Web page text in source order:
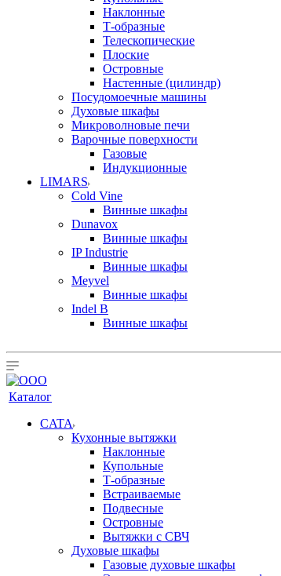
Наклонные
Т-образные
Телескопические
Плоские
Островные
Настенные (цилиндр)
Посудомоечные машины
Духовые шкафы
Микроволновые печи
Варочные поверхности
Газовые
Индукционные
LIMARS
Cold Vine
Винные шкафы
Dunavox
Винные шкафы
IP Industrie
Винные шкафы
Meyvel
Винные шкафы
Indel B
Винные шкафы
Каталог
CATA
Кухонные вытяжки
Наклонные
Купольные
Т-образные
Встраиваемые
Подвесные
Островные
Вытяжки с СВЧ
Духовые шкафы
Газовые духовые шкафы